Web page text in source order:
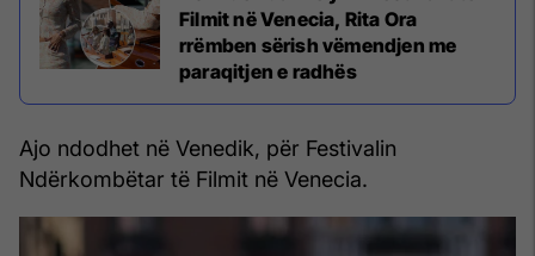
Filmit në Venecia, Rita Ora
rrëmben sërish vëmendjen me
paraqitjen e radhës
Ajo ndodhet në Venedik, për Festivalin
Ndërkombëtar të Filmit në Venecia.